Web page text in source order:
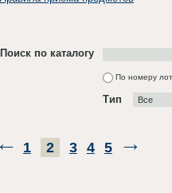
Поиск по каталогу
По номеру
Тип
1 2 3 4 5